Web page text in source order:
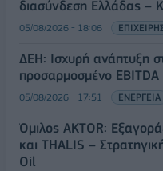
διασύνδεση Ελλάδας –
05/08/2026 - 18:06
ΔΕΗ: Ισχυρή ανάπτυξη
προσαρμοσμένο
05/08/2026 - 17:51 ΕΝΕΡΓΕΙΑ
Όμιλος AKTOR:
και THALIS –
Oil